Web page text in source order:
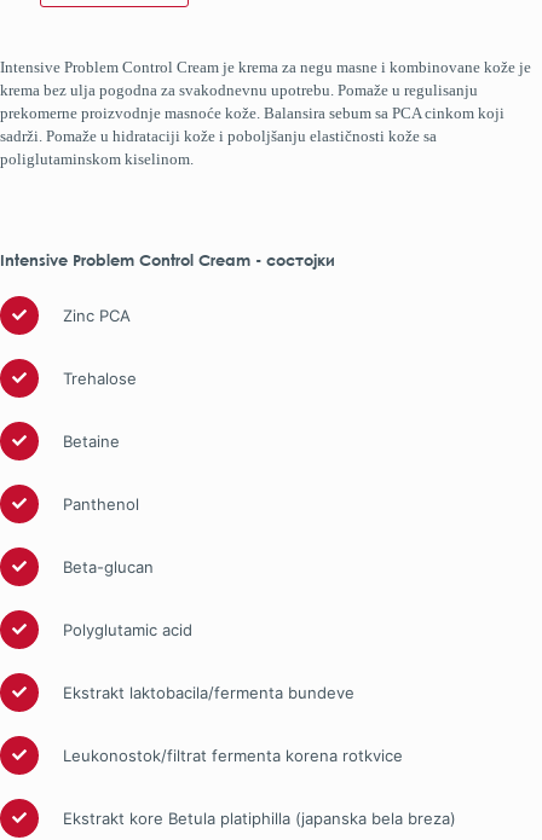
Intensive Problem Control Cream je krema za negu masne i kombinovane kože je
krema bez ulјa pogodna za svakodnevnu upotrebu. Pomaže u regulisanju
prekomerne proizvodnje masnoće kože. Balansira sebum sa PCA cinkom koji
sadrži. Pomaže u hidrataciji kože i pobolјšanju elastičnosti kože sa
poliglutaminskom kiselinom.
Intensive Problem Control Cream - состојки
Zinc PCA
Trehalose
Betaine
Panthenol
Beta-glucan
Polyglutamic acid
Ekstrakt laktobacila/fermenta bundeve
Leukonostok/filtrat fermenta korena rotkvice
Ekstrakt kore Betula platiphilla (japanska bela breza)